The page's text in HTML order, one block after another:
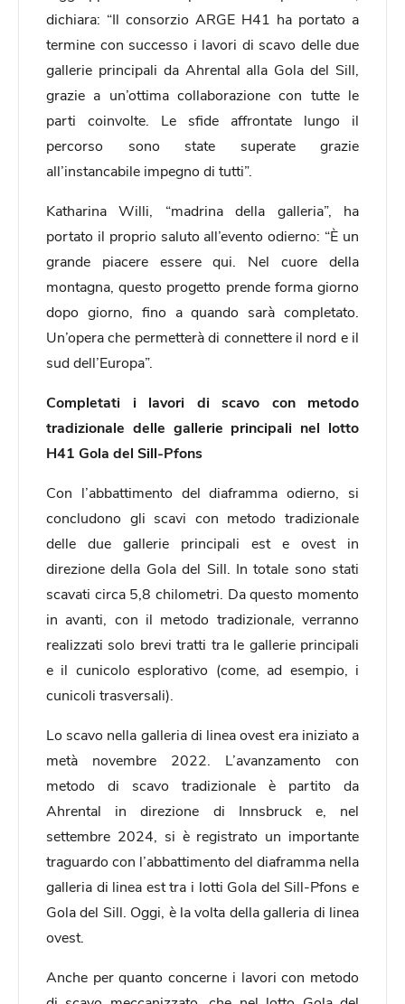
dichiara: “Il consorzio ARGE H41 ha portato a
termine con successo i lavori di scavo delle due
gallerie principali da Ahrental alla Gola del Sill,
grazie a un’ottima collaborazione con tutte le
parti coinvolte. Le sfide affrontate lungo il
percorso sono state superate grazie
all’instancabile impegno di tutti”.
Katharina Willi, “madrina della galleria”, ha
portato il proprio saluto all’evento odierno: “È un
grande piacere essere qui. Nel cuore della
montagna, questo progetto prende forma giorno
dopo giorno, fino a quando sarà completato.
Un’opera che permetterà di connettere il nord e il
sud dell’Europa”.
Completati i lavori di scavo con metodo
tradizionale delle gallerie principali nel lotto
H41 Gola del Sill-Pfons
Con l’abbattimento del diaframma odierno, si
concludono gli scavi con metodo tradizionale
delle due gallerie principali est e ovest in
direzione della Gola del Sill. In totale sono stati
scavati circa 5,8 chilometri. Da questo momento
in avanti, con il metodo tradizionale, verranno
realizzati solo brevi tratti tra le gallerie principali
e il cunicolo esplorativo (come, ad esempio, i
cunicoli trasversali).
Lo scavo nella galleria di linea ovest era iniziato a
metà novembre 2022. L’avanzamento con
metodo di scavo tradizionale è partito da
Ahrental in direzione di Innsbruck e, nel
settembre 2024, si è registrato un importante
traguardo con l’abbattimento del diaframma nella
galleria di linea est tra i lotti Gola del Sill-Pfons e
Gola del Sill. Oggi, è la volta della galleria di linea
ovest.
Anche per quanto concerne i lavori con metodo